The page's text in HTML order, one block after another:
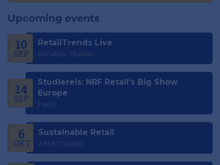
Upcoming events
10
SEP
RetailTrends Live
DeLaMar Theater
14
SEP
Studiereis: NRF Retail's Big Show
Europe
Parijs
6
OKT
Sustainable Retail
AFAS Theater